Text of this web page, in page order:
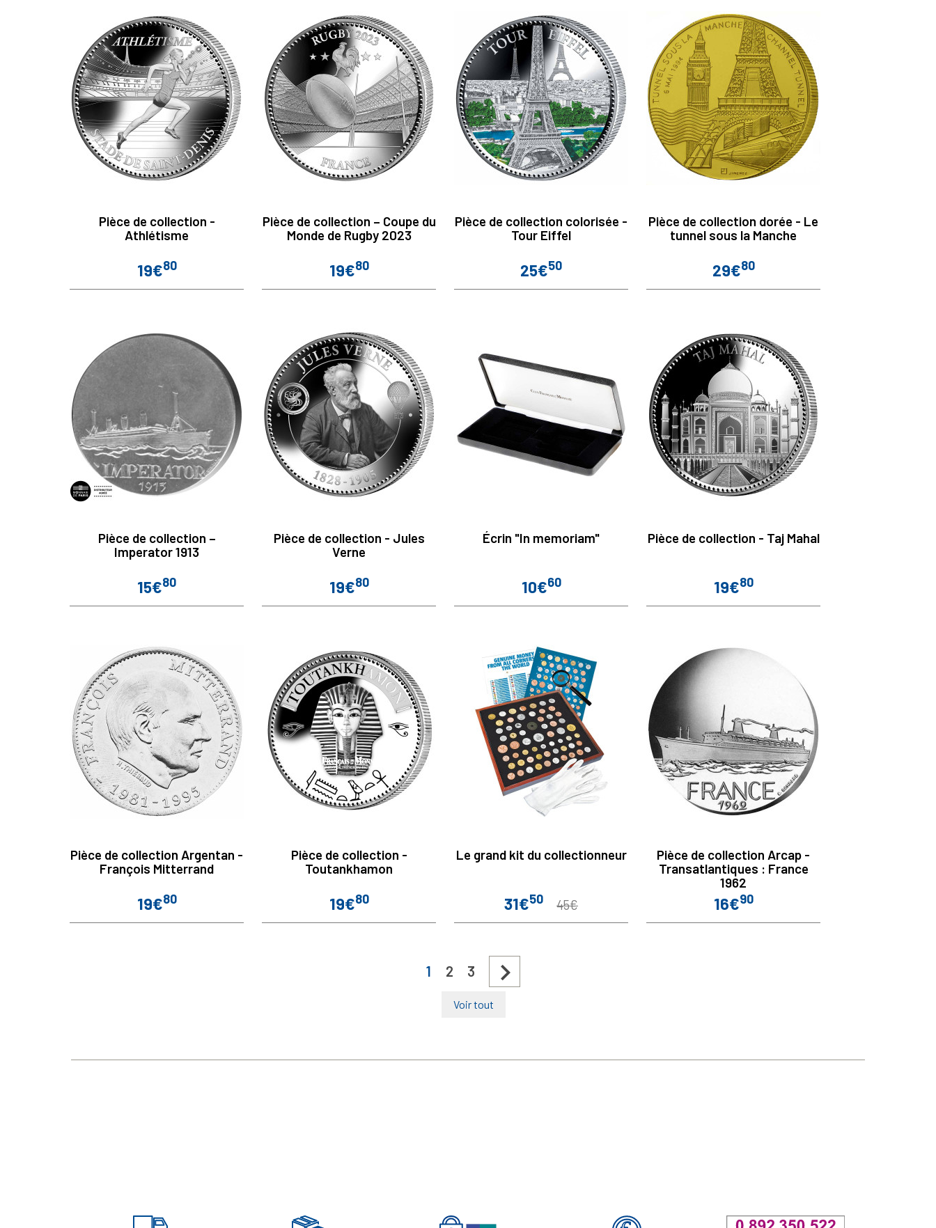
Pièce de collection -
Athlétisme
Prix
19€80
Pièce de collection – Coupe du
Monde de Rugby 2023
Prix
19€80
Pièce de collection colorisée -
Tour Eiffel
Prix
25€50
Pièce de collection dorée - Le
tunnel sous la Manche
Prix
29€80
Pièce de collection –
Imperator 1913
Prix
15€80
Pièce de collection - Jules
Verne
Prix
19€80
Écrin "In memoriam"
Prix
10€60
Pièce de collection - Taj Mahal
Prix
19€80
Pièce de collection Argentan -
François Mitterrand
Prix
19€80
Pièce de collection -
Toutankhamon
Prix
19€80
Le grand kit du collectionneur
Prix
31€50
Prix
45€
Pièce de collection Arcap -
Transatlantiques : France
1962
Prix
16€90
1 2 3 
Voir tout